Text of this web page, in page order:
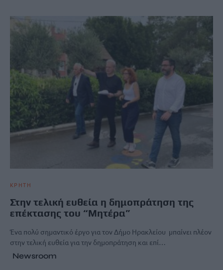
ΚΡΗΤΗ
Στην τελική ευθεία η δημοπράτηση της
επέκτασης του “Μητέρα”
Ένα πολύ σημαντικό έργο για τον Δήμο Ηρακλείου μπαίνει πλέον
στην τελική ευθεία για την δημοπράτηση και επί…
Newsroom